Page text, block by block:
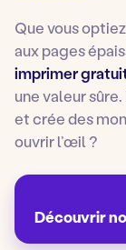
Que vous
aux pages
imprimer
une valeur
et crée des
ouvrir l’œil ?
Découvrir